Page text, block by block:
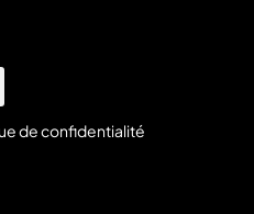
de confidentialité